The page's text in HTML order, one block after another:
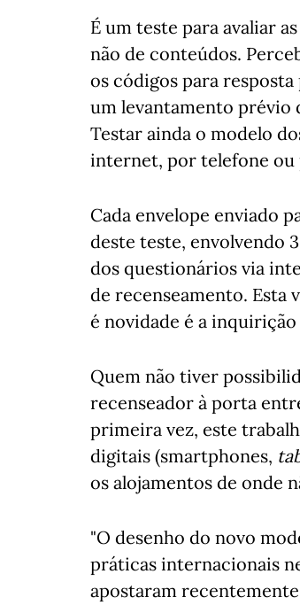
É um teste para avaliar
não de conteúdos.
os códigos para
um levantamento prévio
Testar ainda o modelo
internet, por telefone
Cada envelope enviado
deste teste, envolvendo
dos questionários via
de recenseamento. Esta
é novidade é a
Quem não tiver
recenseador à porta
primeira vez, este
digitais (smartphones,
os alojamentos de onde
"O desenho do novo
práticas internacionais
apostaram